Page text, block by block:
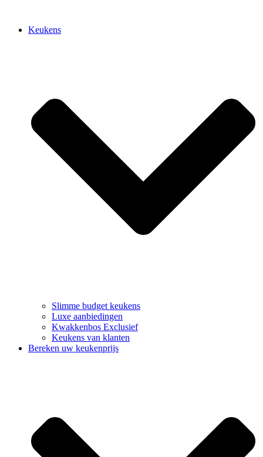
Keukens
Slimme budget keukens
Luxe aanbiedingen
Kwakkenbos Exclusief
Keukens van klanten
Bereken uw keukenprijs